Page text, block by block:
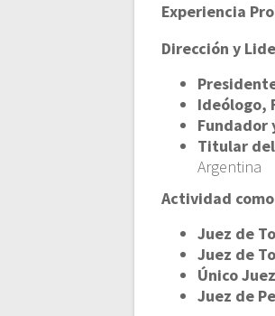
Experiencia
Dirección y
Ideólogo,
Fundador
Titular
Argentina
Actividad
Juez de
Juez de
Único
Juez de